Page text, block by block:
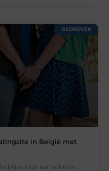
BEDRIJVEN
in België met
blijven tot een scherm.